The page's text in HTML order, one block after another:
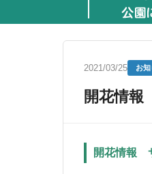
2021/03/25 お
開花情
開花情報